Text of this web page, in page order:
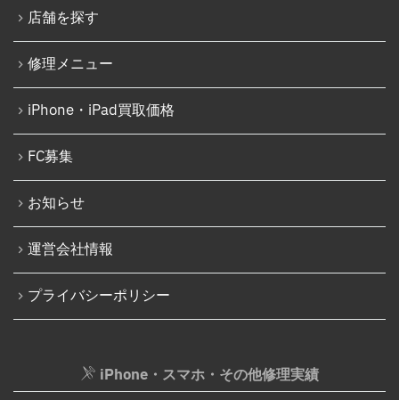
店舗を探す
修理メニュー
iPhone・iPad買取価格
FC募集
お知らせ
運営会社情報
プライバシーポリシー
iPhone・スマホ・その他修理実績